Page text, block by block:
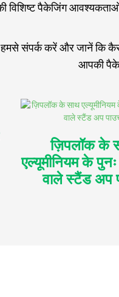
विशिष्ट पैकेजिंग
संपर्क करें और जानें कि कैसे
आपकी
ज़िपलॉक के
एल्यूमीनियम के
वाले स्टैंड अप